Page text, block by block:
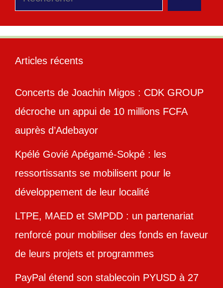
Articles récents
Concerts de Joachin Migos : CDK GROUP
décroche un appui de 10 millions FCFA
auprès d’Adebayor
Kpélé Govié Apégamé-Sokpé : les
ressortissants se mobilisent pour le
développement de leur localité
LTPE, MAED et SMPDD : un partenariat
renforcé pour mobiliser des fonds en faveur
de leurs projets et programmes
PayPal étend son stablecoin PYUSD à 27